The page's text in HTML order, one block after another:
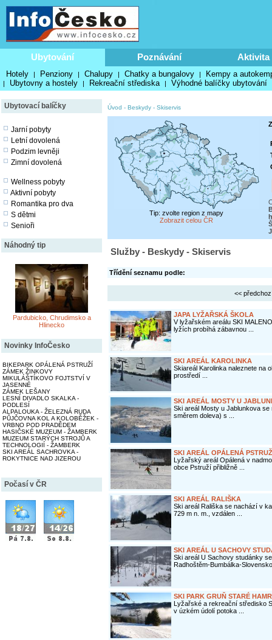
Ubytování Poznávání Aktivita
Hotely | Penziony | Chalupy | Chatky a bungalovy | Kempy a
| Ubytovny a hostely | Rekreační střediska | Výhodné balíčky ubytování
Ubytovací balíčky
Jarní pobyty
Letní dovolená
Podzim levněji
Zimní dovolená
Wellness pobyty
Aktivní pobyty
Romantika pro dva
S dětmi
Senioři
Náhodný tip
Pardubicko, Chrudimsko a
Hlinecko
Novinky InfoČesko
BIKEPARK OPÁLENÁ PSTRUŽÍ
ZÁMEK ŽINKOVY
MIKULÁŠTÍKOVO FOJTSTVÍ V
JASENNÉ
ZÁMEK LEŠANY
LESNÍ DIVADLO SKALKA -
PODLESÍ
ALPALOUKA - ŽELEZNÁ RUDA
PŮJČOVNA KOL A KOLOBĚŽEK -
VRBNO POD PRADĚDEM
HASIČSKÉ MUZEUM - ŽAMBERK
MUZEUM STARÝCH STROJŮ A
TECHNOLOGIÍ - ŽAMBERK
SKI AREÁL SACHROVKA -
ROKYTNICE NAD JIZEROU
Počasí v ČR
Úvod - Beskydy - Skiservis
Tip: zvolte region z mapy
Zobrazit celou ČR
Služby - Beskydy - Skiservis
Třídění seznamu podle:
<<
JAPA LYŽAŘSKÁ ŠKOLA
V lyžařském areálu SKI
lyžích probíhá zábavnou ...
SKI AREÁL KAROLINKA
Skiareál Karolinka naleznete na
prostředí ...
SKI AREÁL MOSTY U
Ski areál Mosty u Jablunkova
směrem doleva) s ...
SKI AREÁL OPÁLENÁ
Lyžařský areál Opálená v
obce Pstruží přibližně ...
SKI AREÁL RALIŠKA
Ski areál Rališka se nachází v
729 m n. m., vzdálen ...
SKI AREÁL U SACHOVY
Ski areál U Sachovy studánky
Radhoštěm-Bumbálka-
SKI PARK GRUŇ STARÉ
Lyžařské a rekreační středisko
v úzkém údolí potoka ...